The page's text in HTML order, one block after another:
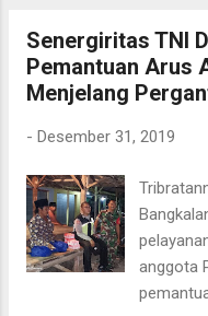
yang
dengan
malam
Humas
,SH.
Polsek
dengan
Senergiritas TNI
Pemantuan Arus
Menjelang
- Desember 31, 2019
anggota